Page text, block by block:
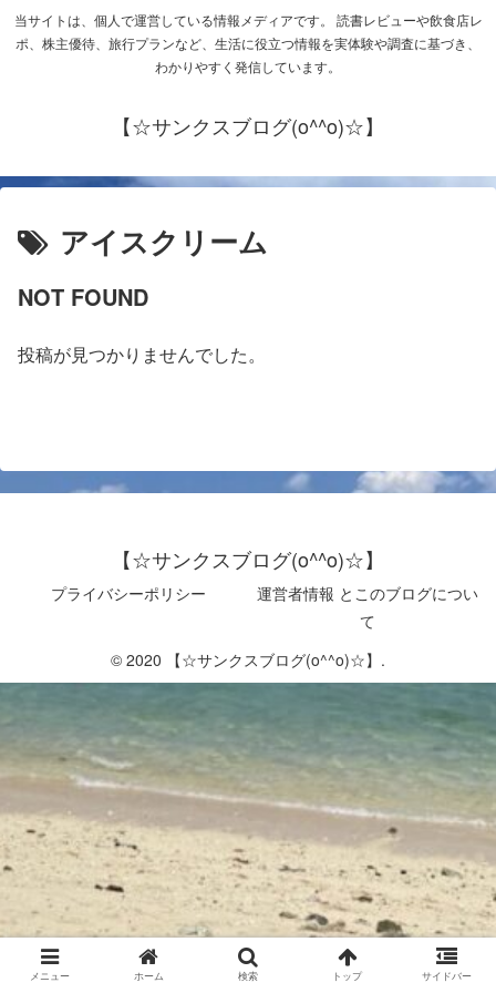
当サイトは、個人で運営している情報メディアです。 読書レビューや飲食店レ
ポ、株主優待、旅行プランなど、生活に役立つ情報を実体験や調査に基づき、
わかりやすく発信しています。
【☆サンクスブログ(o^^o)☆】
アイスクリーム
NOT FOUND
投稿が見つかりませんでした。
【☆サンクスブログ(o^^o)☆】
プライバシーポリシー
運営者情報 とこのブログについ
て
© 2020 【☆サンクスブログ(o^^o)☆】.
メニュー ホーム 検索 トップ サイドバー